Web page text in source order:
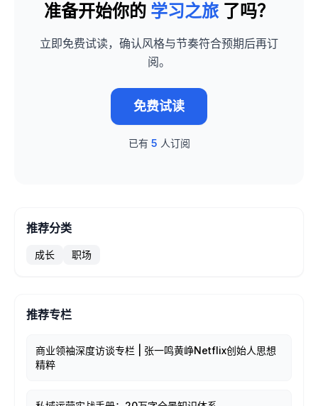
准备开始你的 学习之旅 了吗？
立即免费试读，确认风格与节奏符合预期后再订
阅。
免费试读
已有 5 人订阅
推荐分类
成长 职场
推荐专栏
商业领袖深度访谈专栏 | 张一鸣黄峥Netflix创始人思想
精粹